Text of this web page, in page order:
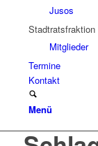
Jusos
Stadtratsfraktion
Mitglieder
Termine
Kontakt
Menü